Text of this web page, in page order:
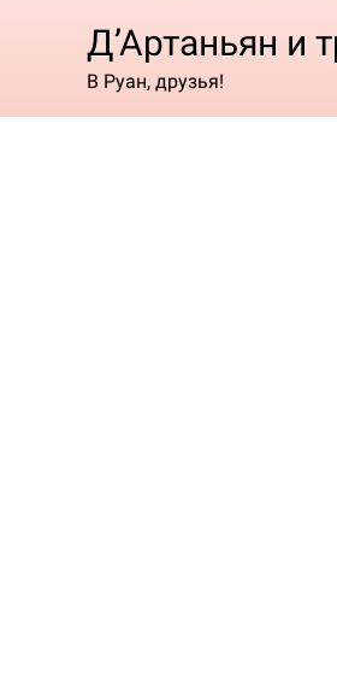
Д’Артаньян и
В Руан, друзья!